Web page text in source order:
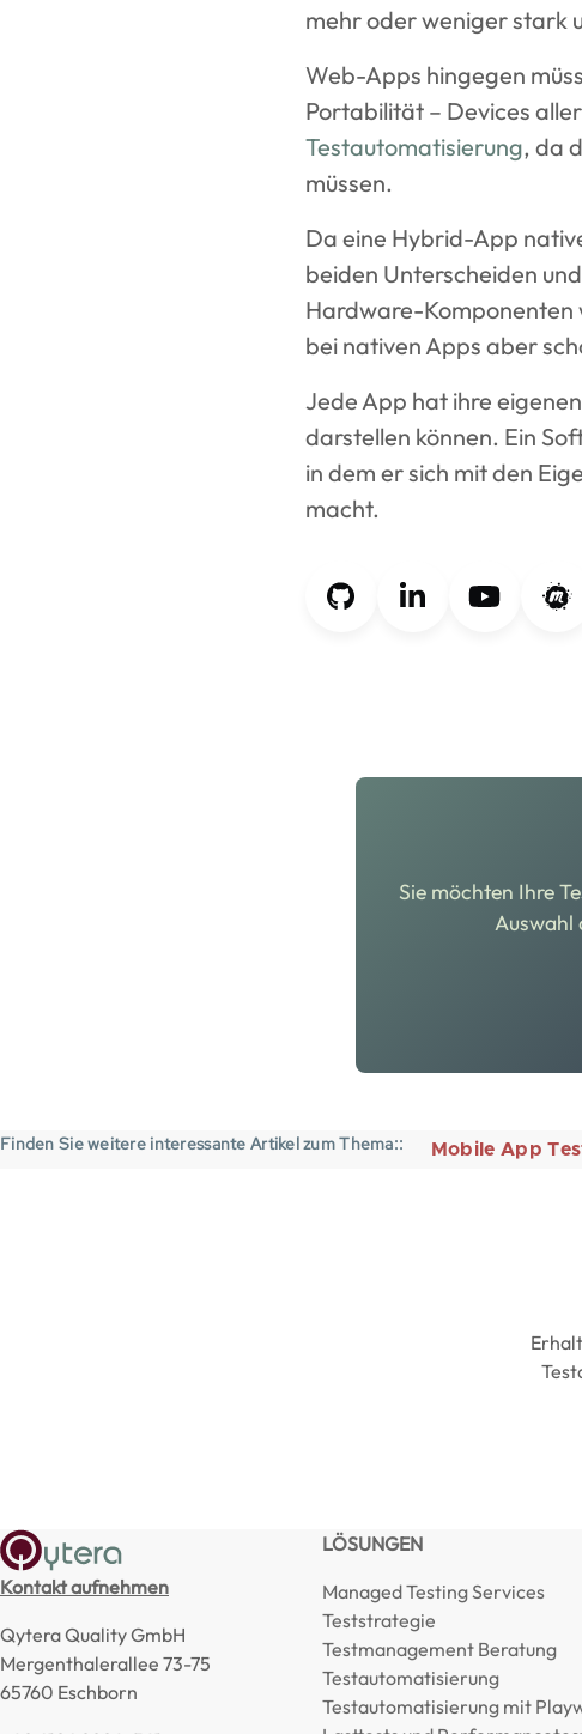
mehr oder weniger stark
Web-Apps hingegen
Portabilität – Devices
Testautomatisierung, da
müssen.
Da eine Hybrid-App
beiden Unterscheiden
Hardware-Komponenten
bei nativen Apps aber
Jede App hat ihre
darstellen können. Ein
in dem er sich mit den
macht.
Sie möchten Ihre
Auswahl
Finden Sie weitere interessante Artikel zum Thema: Mobile App
Kontakt aufnehmen
Qytera Quality GmbH
Mergenthalerallee 73-75
65760 Eschborn
LÖSUNGEN
Managed Testing Services
Teststrategie
Testmanagement Beratung
Testautomatisierung
Testautomatisierung mit